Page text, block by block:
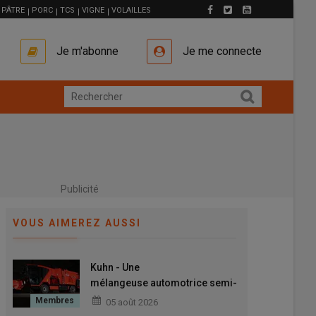
PÂTRE PORC TCS VIGNE VOLAILLES
Je m'abonne Je me connecte
Publicité
VOUS AIMEREZ AUSSI
Kuhn - Une
mélangeuse automotrice semi-
autonome avec l’Antea Intense
05 août 2026